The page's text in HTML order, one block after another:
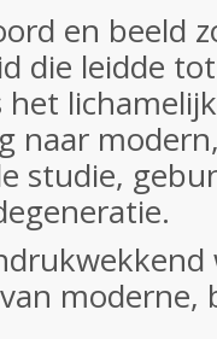
en beeld
die leidde
het
naar
studie,
.
moderne,